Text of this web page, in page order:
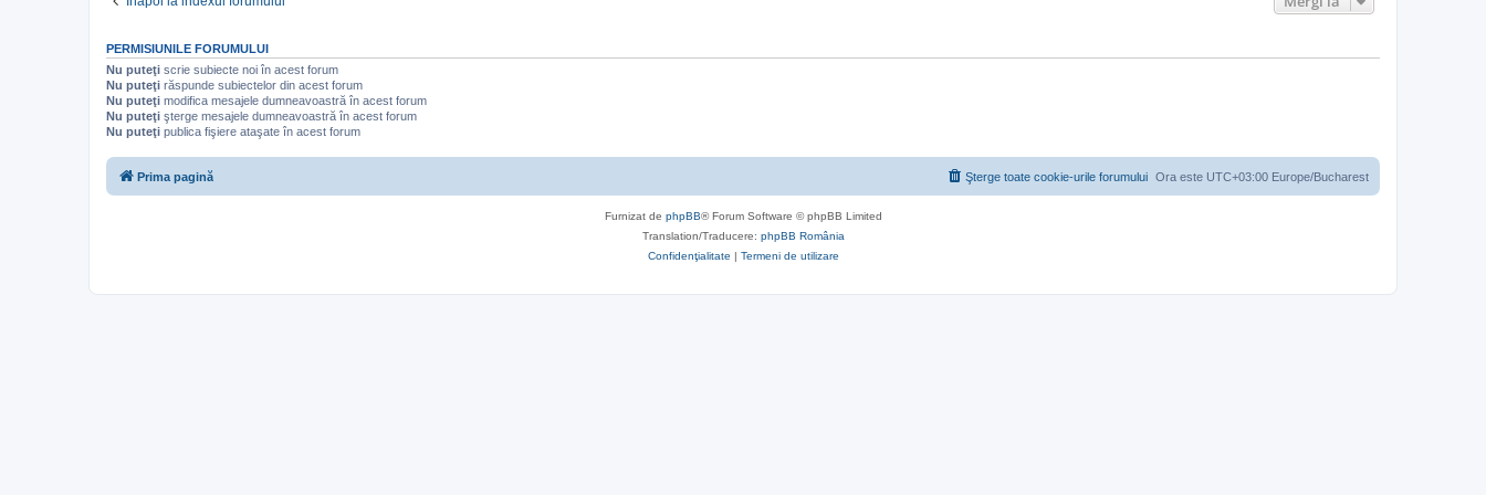
PERMISIUNILE FORUMULUI
Nu puteţi scrie subiecte noi în acest forum
Nu puteţi răspunde subiectelor din acest forum
Nu puteţi modifica mesajele dumneavoastră în acest forum
Nu puteţi şterge mesajele dumneavoastră în acest forum
Nu puteţi publica fişiere ataşate în acest forum
Prima pagină Ora este UTC+03:00 Europe/Bucharest
Şterge toate cookie-urile forumului
Furnizat de phpBB® Forum Software © phpBB Limited
Translation/Traducere: phpBB România
Confidenţialitate | Termeni de utilizare